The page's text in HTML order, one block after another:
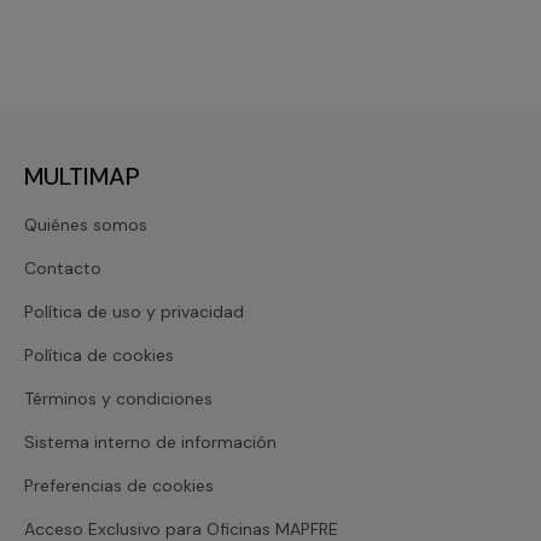
MULTIMAP
Quiénes somos
Contacto
Política de uso y privacidad
Política de cookies
Términos y condiciones
Sistema interno de información
Preferencias de cookies
Acceso Exclusivo para Oficinas MAPFRE